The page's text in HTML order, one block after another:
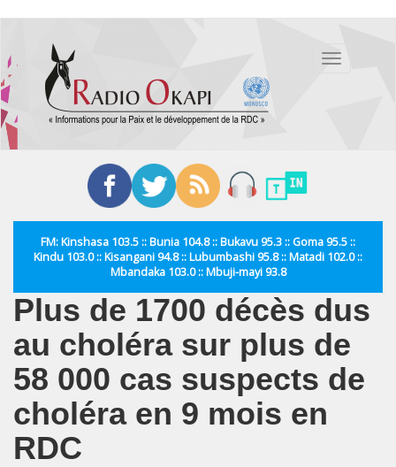
contenu
principal
Toggle
FM: Kinshasa 103.5 :: Bunia 104.8 :: Bukavu 95.3 :: Goma 95.5 ::
Kindu 103.0 :: Kisangani 94.8 :: Lubumbashi 95.8 :: Matadi 102.0 ::
Mbandaka 103.0 :: Mbuji-mayi 93.8
Plus de 1700 décès dus
au choléra sur plus de
58 000 cas suspects de
choléra en 9 mois en
RDC